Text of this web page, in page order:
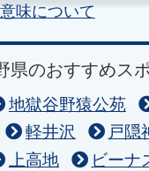
味について
県のおすすめス
地獄谷野猿公苑
軽井沢
戸隠
上高地
ビーナ